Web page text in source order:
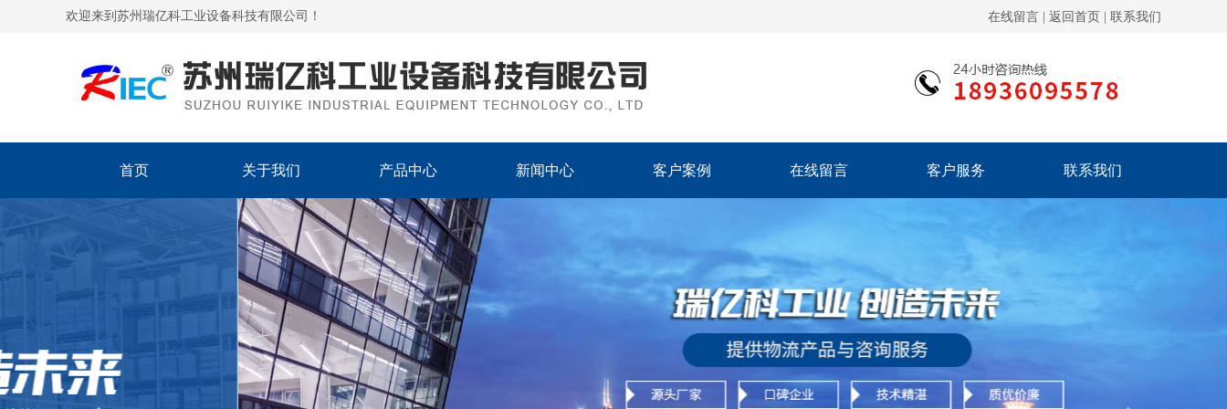
欢迎来到苏州瑞亿科工业设备科技有限公司！ 在线留言 | 返回首页 | 联系我们
首页 关于我们 产品中心 新闻中心 客户案例 在线留言 客户服务 联系我们